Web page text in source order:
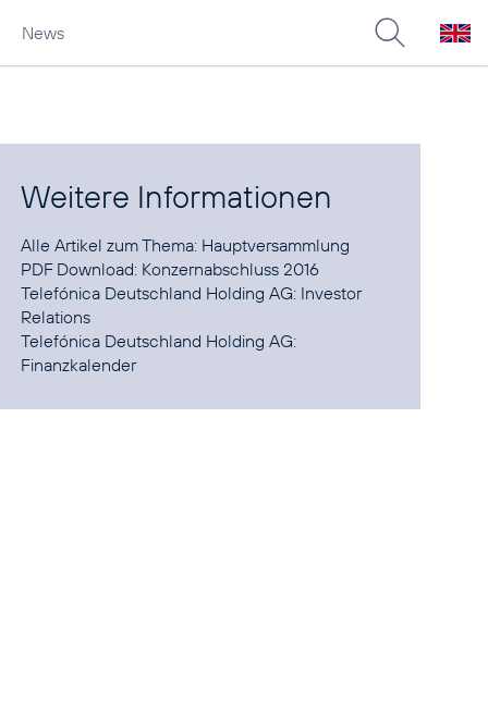
News
Weitere Informationen
Alle Artikel zum Thema: Hauptversammlung
PDF Download: Konzernabschluss 2016
Telefónica Deutschland Holding AG: Investor
Relations
Telefónica Deutschland Holding AG:
Finanzkalender